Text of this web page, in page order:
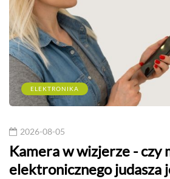
ELEKTRONIKA
2026-08-05
Kamera w wizjerze - czy
elektronicznego judasza